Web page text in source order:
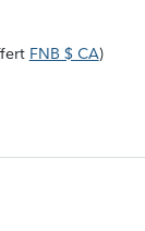
FNB $ CA)